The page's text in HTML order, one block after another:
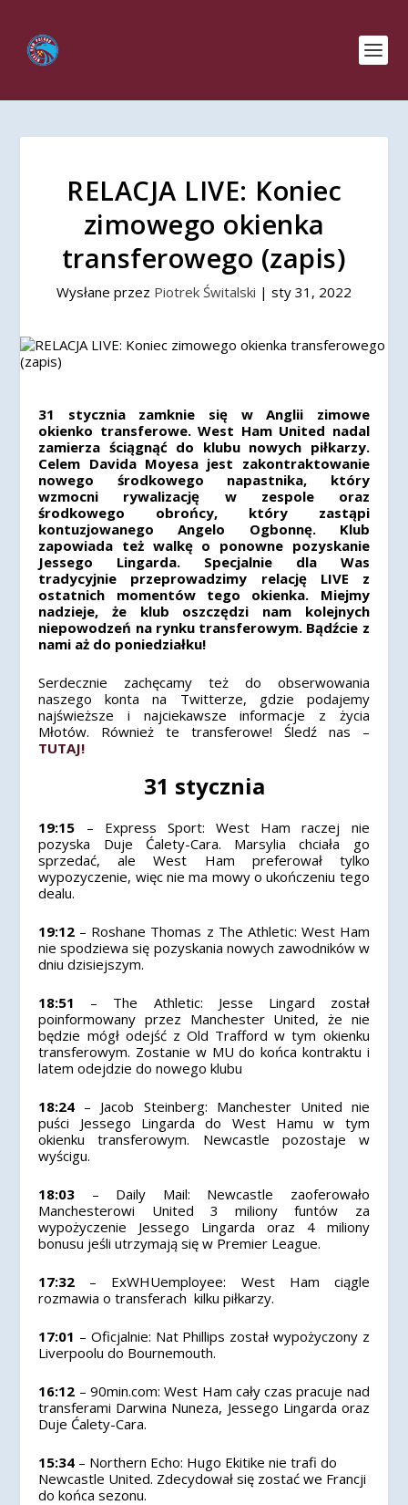
RELACJA LIVE: Koniec
zimowego okienka
transferowego (zapis)
Wysłane przez Piotrek Świtalski | sty 31, 2022
31 stycznia zamknie się w Anglii zimowe
okienko transferowe. West Ham United nadal
zamierza ściągnąć do klubu nowych piłkarzy.
Celem Davida Moyesa jest zakontraktowanie
nowego środkowego napastnika, który
wzmocni rywalizację w zespole oraz
środkowego obrońcy, który zastąpi
kontuzjowanego Angelo Ogbonnę. Klub
zapowiada też walkę o ponowne pozyskanie
Jessego Lingarda. Specjalnie dla Was
tradycyjnie przeprowadzimy relację LIVE z
ostatnich momentów tego okienka. Miejmy
nadzieje, że klub oszczędzi nam kolejnych
niepowodzeń na rynku transferowym. Bądźcie z
nami aż do poniedziałku!
Serdecznie zachęcamy też do obserwowania
naszego konta na Twitterze, gdzie podajemy
najświeższe i najciekawsze informacje z życia
Młotów. Również te transferowe! Śledź nas –
TUTAJ!
31 stycznia
19:15 – Express Sport: West Ham raczej nie
pozyska Duje Ćalety-Cara. Marsylia chciała go
sprzedać, ale West Ham preferował tylko
wypozyczenie, więc nie ma mowy o ukończeniu tego
dealu.
19:12 – Roshane Thomas z The Athletic: West Ham
nie spodziewa się pozyskania nowych zawodników w
dniu dzisiejszym.
18:51
– The Athletic: Jesse Lingard został
poinformowany przez Manchester United, że nie
będzie mógł odejść z Old Trafford w tym okienku
transferowym. Zostanie w MU do końca kontraktu i
latem odejdzie do nowego klubu
18:24 – Jacob Steinberg: Manchester United nie
puści Jessego Lingarda do West Hamu w tym
okienku transferowym. Newcastle pozostaje w
wyścigu.
18:03 – Daily Mail: Newcastle zaoferowało
Manchesterowi United 3 miliony funtów za
wypożyczenie Jessego Lingarda oraz 4 miliony
bonusu jeśli utrzymają się w Premier League.
17:32 – ExWHUemployee: West Ham ciągle
rozmawia o transferach kilku piłkarzy.
17:01 – Oficjalnie: Nat Phillips został wypożyczony z
Liverpoolu do Bournemouth.
16:12 – 90min.com: West Ham cały czas pracuje nad
transferami Darwina Nuneza, Jessego Lingarda oraz
Duje Ćalety-Cara.
15:34 – Northern Echo: Hugo Ekitike nie trafi do
Newcastle United. Zdecydował się zostać we Francji
do końca sezonu.